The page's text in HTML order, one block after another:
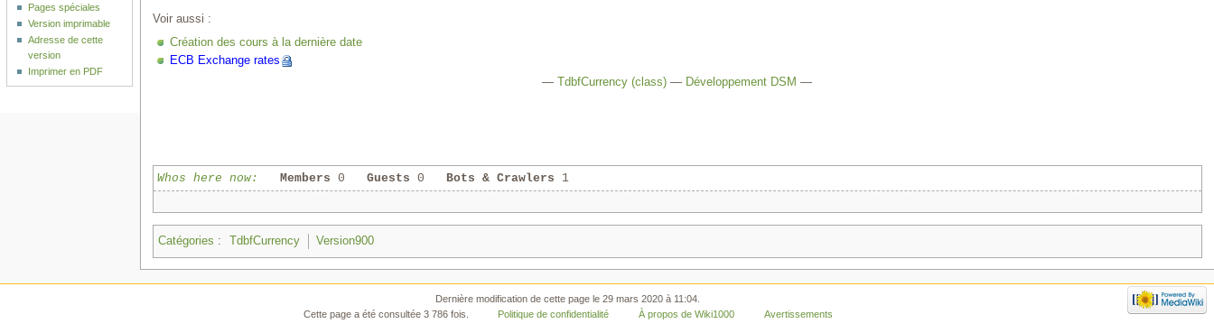
Voir aussi :
Création des cours à la dernière date
ECB Exchange rates
—
TdbfCurrency (class) — Développement DSM —
Whos here now: Members 0 Guests 0 Bots & Crawlers 1
Catégories : TdbfCurrency Version900
Pages spéciales
Version imprimable
Adresse de cette
version
Imprimer en PDF
Dernière modification de cette page le 29 mars 2020 à 11:04.
Cette page a été consultée 3 786 fois.
Politique de confidentialité À propos de Wiki1000 Avertissements